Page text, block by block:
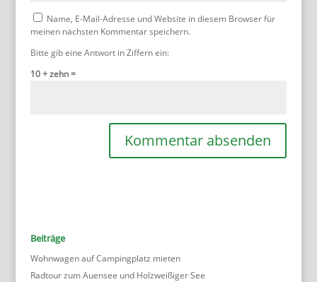
Name, E-Mail-Adresse und Website in diesem Browser für
meinen nächsten Kommentar speichern.
Bitte gib eine Antwort in Ziffern ein:
10 + zehn =
Beiträge
Wohnwagen auf Campingplatz mieten
Radtour zum Auensee und Holzweißiger See